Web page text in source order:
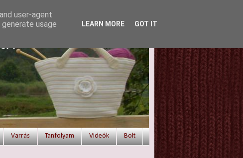
Varrás Tanfolyam Videók Bolt
user-agent
usage
LEARN MORE GOT IT